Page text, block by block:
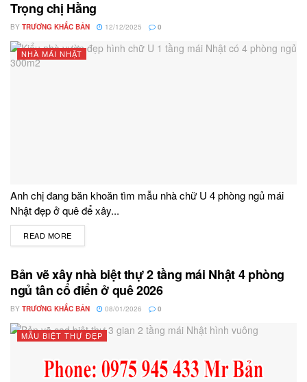
Trọng chị Hằng
BY TRƯƠNG KHẮC BẢN 12/12/2025 0
NHÀ MÁI NHẬT
Anh chị đang băn khoăn tìm mẫu nhà chữ U 4 phòng ngủ mái
Nhật đẹp ở quê để xây...
READ MORE
Bản vẽ xây nhà biệt thự 2 tầng mái Nhật 4 phòng
ngủ tân cổ điển ở quê 2026
BY TRƯƠNG KHẮC BẢN 08/01/2026 0
MẪU BIỆT THỰ ĐẸP